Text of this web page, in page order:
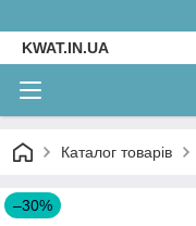
KWAT.IN.UA
Каталог товарів
–30%